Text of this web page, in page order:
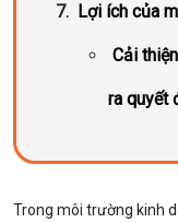
Lợi ích của
Cải
ra quyết
Trong môi trường kinh